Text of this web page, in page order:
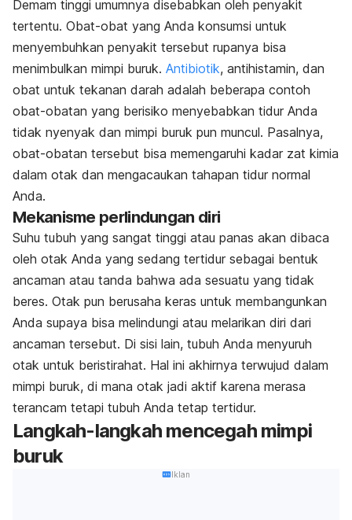
Demam tinggi umumnya disebabkan oleh penyakit
tertentu. Obat-obat yang Anda konsumsi untuk
menyembuhkan penyakit tersebut rupanya bisa
menimbulkan mimpi buruk. Antibiotik, antihistamin, dan
obat untuk tekanan darah adalah beberapa contoh
obat-obatan yang berisiko menyebabkan tidur Anda
tidak nyenyak dan mimpi buruk pun muncul. Pasalnya,
obat-obatan tersebut bisa memengaruhi kadar zat kimia
dalam otak dan mengacaukan tahapan tidur normal
Anda.
Mekanisme perlindungan diri
Suhu tubuh yang sangat tinggi atau panas akan dibaca
oleh otak Anda yang sedang tertidur sebagai bentuk
ancaman atau tanda bahwa ada sesuatu yang tidak
beres. Otak pun berusaha keras untuk membangunkan
Anda supaya bisa melindungi atau melarikan diri dari
ancaman tersebut. Di sisi lain, tubuh Anda menyuruh
otak untuk beristirahat. Hal ini akhirnya terwujud dalam
mimpi buruk, di mana otak jadi aktif karena merasa
terancam tetapi tubuh Anda tetap tertidur.
Langkah-langkah mencegah mimpi
buruk
Iklan